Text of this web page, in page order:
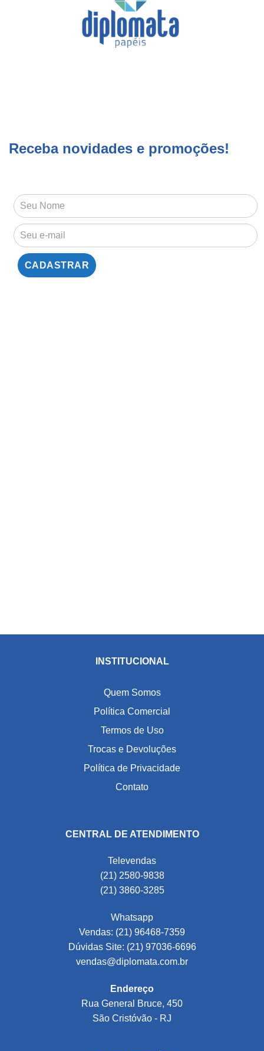
Receba novidades e promoções!
INSTITUCIONAL
Quem Somos
Política Comercial
Termos de Uso
Trocas e Devoluções
Política de Privacidade
Contato
CENTRAL DE ATENDIMENTO
Televendas
(21) 2580-9838
(21) 3860-3285
Whatsapp
Vendas: (21) 96468-7359
Dúvidas Site: (21) 97036-6696
vendas@diplomata.com.br
Endereço
Rua General Bruce, 450
São Cristóvão - RJ